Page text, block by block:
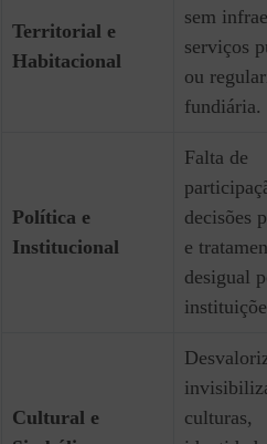
Territorial e
Habitacional
sem
serviços
ou
fundiária.
Política e
Institucional
Falta de
decisões
e
desigual
Cultural e
culturas,